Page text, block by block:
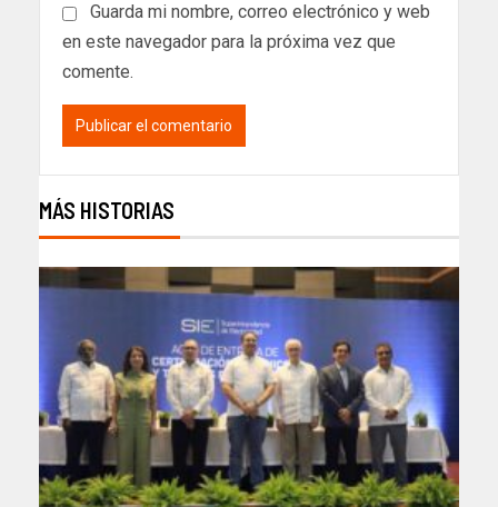
Guarda mi nombre, correo electrónico y web
en este navegador para la próxima vez que
comente.
MÁS HISTORIAS